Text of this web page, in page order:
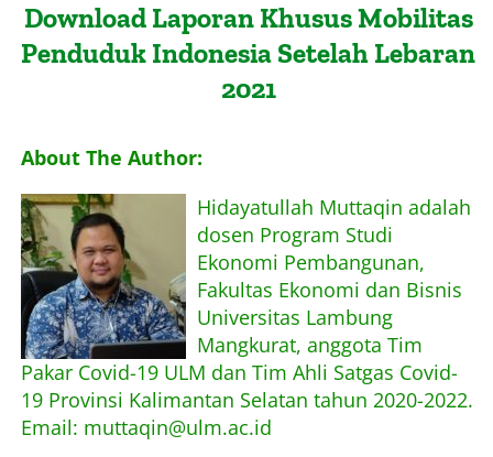
Download Laporan Khusus Mobilitas
Penduduk Indonesia Setelah Lebaran
2021
About The Author:
Hidayatullah Muttaqin adalah
dosen Program Studi
Ekonomi Pembangunan,
Fakultas Ekonomi dan Bisnis
Universitas Lambung
Mangkurat, anggota Tim
Pakar Covid-19 ULM dan Tim Ahli Satgas Covid-
19 Provinsi Kalimantan Selatan tahun 2020-2022.
Email: muttaqin@ulm.ac.id